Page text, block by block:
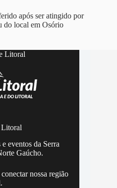
após ser atingido por
do local em Osório
Litoral
Litoral
eventos da Serra
Gaúcho.
nossa região